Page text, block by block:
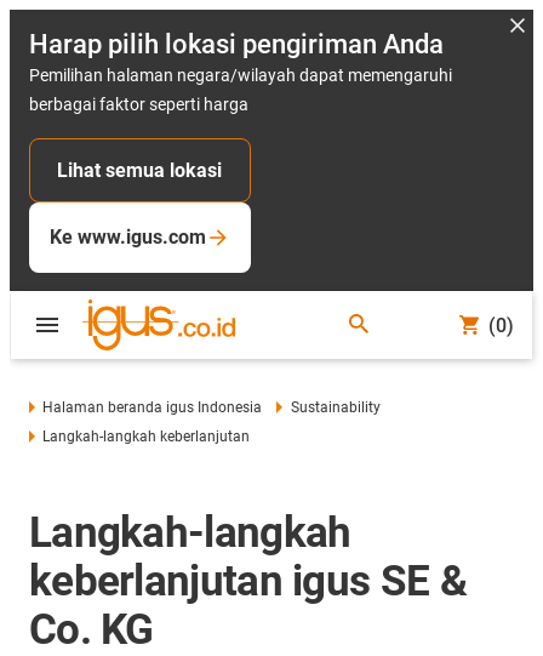
Harap pilih lokasi pengiriman Anda
Pemilihan halaman negara/wilayah dapat memengaruhi
berbagai faktor seperti harga
Lihat semua lokasi
Ke www.igus.com
(0)
Halaman beranda igus Indonesia
Sustainability
Langkah-langkah keberlanjutan
Langkah-langkah
keberlanjutan igus SE &
Co. KG